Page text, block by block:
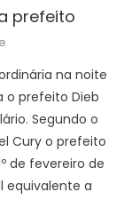
prefeito
na noite
prefeito Dieb
Segundo o
Cury o prefeito
de fevereiro de
equivalente a